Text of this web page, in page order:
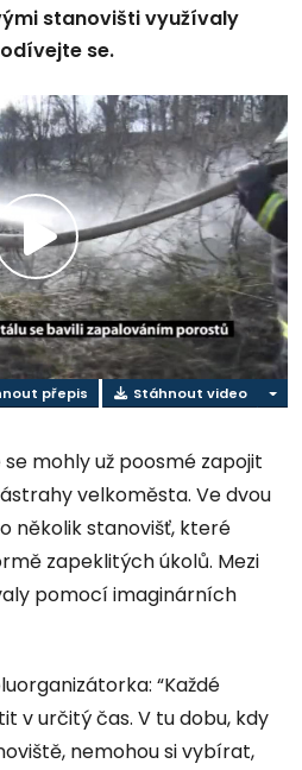
stanovišti využívaly
se.
Přehrát
video
přepis Stáhnout video
mohly už poosmé zapojit
velkoměsta. Ve dvou
několik stanovišť, které
zapeklitých úkolů. Mezi
pomocí imaginárních
“Každé
v určitý čas. V tu dobu, kdy
nemohou si vybírat,